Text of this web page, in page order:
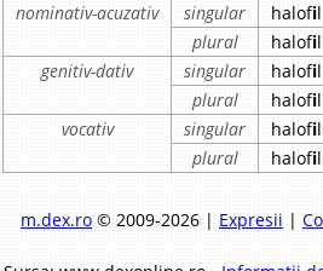
nominativ-acuzativ
singular halofil
plural
halofi
genitiv-dativ
singular halofil
plural
halofi
vocativ
singular halofi
plural
halofi
m.dex.ro© 2009-2026 | Expresii |